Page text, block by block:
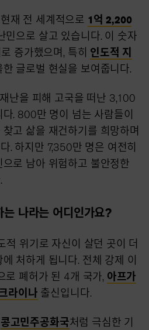
재 전 세계적으로 1억 2,200
민으로 살고 있습니다. 이 숫자
증가했으며, 특히 인도적 지
글로벌 현실을 보여줍니다.
난을 피해 고국을 떠난 3,100
. 800만 명이 넘는 사람들이
고 삶을 재건하기를 희망하며
. 하지만 7,350만 명은 여전히
로 남아 위험하고 불안정한
는 나라는 어디인가요?
적 위기로 자신이 살던 곳이 더
처하게 됩니다. 전체 강제 이
로 폐허가 된 4개 국가, 아프가
라이나 출신입니다.
콩고민주공화국처럼 극심한 기